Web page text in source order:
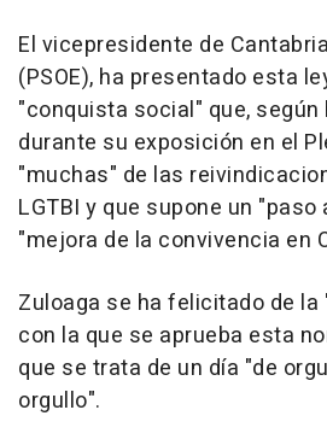
El vicepresidente de
(PSOE), ha presentado esta
"conquista social" que,
durante su exposición en el
"muchas" de las
LGTBI y que supone un "paso
"mejora de la convivencia en
Zuloaga se ha felicitado de la
con la que se aprueba esta
que se trata de un día "de
orgullo".